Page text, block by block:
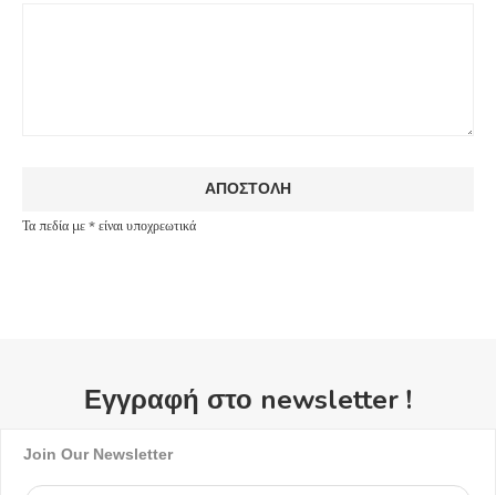
Τα πεδία με * είναι υποχρεωτικά
Εγγραφή στο newsletter !
Join Our Newsletter